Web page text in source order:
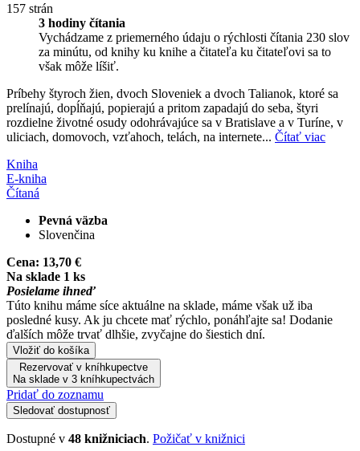
157 strán
3 hodiny čítania
Vychádzame z priemerného údaju o rýchlosti čítania 230 slov
za minútu, od knihy ku knihe a čitateľa ku čitateľovi sa to
však môže líšiť.
Príbehy štyroch žien, dvoch Sloveniek a dvoch Talianok, ktoré sa
prelínajú, dopĺňajú, popierajú a pritom zapadajú do seba, štyri
rozdielne životné osudy odohrávajúce sa v Bratislave a v Turíne, v
uliciach, domovoch, vzťahoch, telách, na internete... Čítať viac
Kniha
E-kniha
Čítaná
Pevná väzba
Slovenčina
Cena: 13,70 €
Na sklade 1 ks
Posielame ihneď
Túto knihu máme síce aktuálne na sklade, máme však už iba
posledné kusy. Ak ju chcete mať rýchlo, ponáhľajte sa! Dodanie
ďalších môže trvať dlhšie, zvyčajne do šiestich dní.
Vložiť do košíka
Rezervovať v kníhkupectve
Na sklade v 3 kníhkupectvách
Pridať do zoznamu
Sledovať dostupnosť
Dostupné v 48 knižniciach. Požičať v knižnici